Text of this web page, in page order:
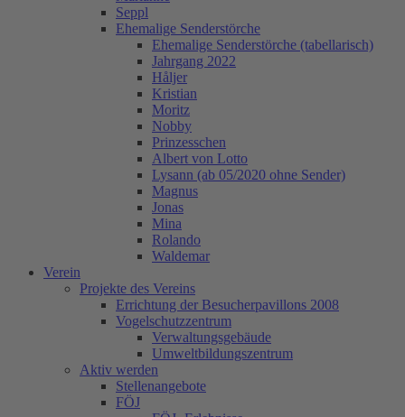
Seppl
Ehemalige Senderstörche
Ehemalige Senderstörche (tabellarisch)
Jahrgang 2022
Håljer
Kristian
Moritz
Nobby
Prinzesschen
Albert von Lotto
Lysann (ab 05/2020 ohne Sender)
Magnus
Jonas
Mina
Rolando
Waldemar
Verein
Projekte des Vereins
Errichtung der Besucherpavillons 2008
Vogelschutzzentrum
Verwaltungsgebäude
Umweltbildungszentrum
Aktiv werden
Stellenangebote
FÖJ